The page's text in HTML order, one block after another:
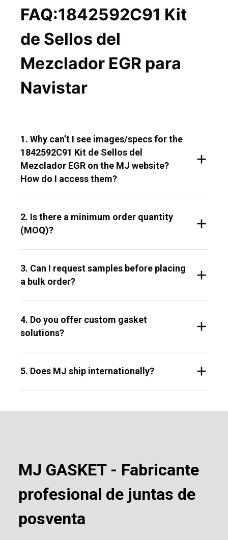
FAQ:1842592C91 Kit
de Sellos del
Mezclador EGR para
Navistar
1. Why can’t I see images/specs for the
1842592C91 Kit de Sellos del
Mezclador EGR on the MJ website?
How do I access them?
2. Is there a minimum order quantity
(MOQ)?
3. Can I request samples before placing
a bulk order?
4. Do you offer custom gasket
solutions?
5. Does MJ ship internationally?
MJ GASKET - Fabricante
profesional de juntas de
posventa